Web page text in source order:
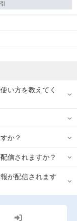
い方を教えてく
か？
信されますか？
が配信されます